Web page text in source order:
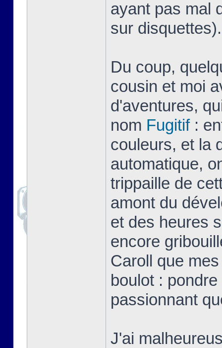
ayant pas mal
sur disquettes).
Du coup,
cousin et moi
d'aventures,
nom Fugitif:
couleurs, et la
automatique,
trippaille de
amont du
et des heures
encore
Caroll que
boulot :
passionnant
J'ai